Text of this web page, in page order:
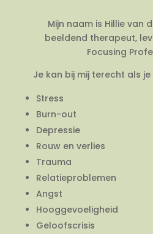
Mijn naam is Hillie van
beeldend therapeut,
Focusing
Je kan bij mij terecht als
Stress
Burn-out
Depressie
Rouw en verlies
Trauma
Relatieproblemen
Angst
Hooggevoeligheid
Geloofscrisis